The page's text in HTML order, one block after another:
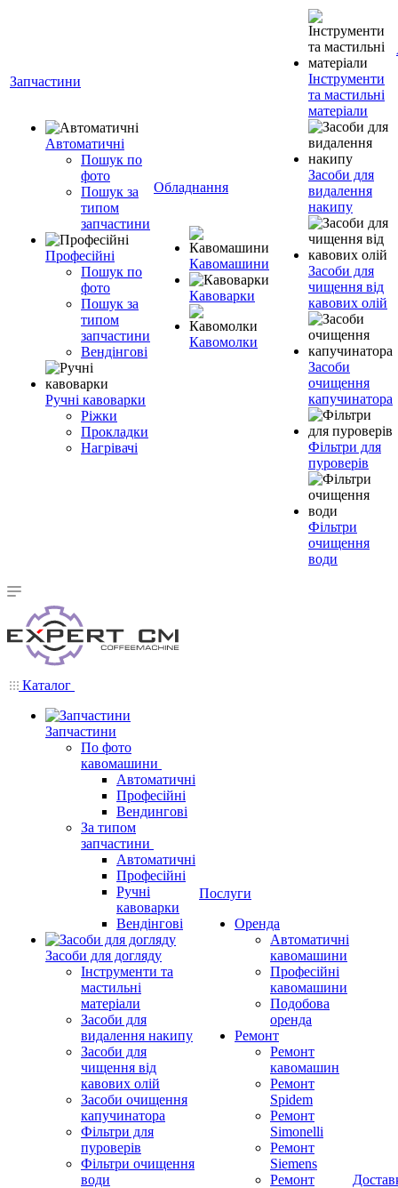
Запчастини
Автоматичні
Пошук по
фото
Пошук за
типом
запчастини
Професійні
Пошук по
фото
Пошук за
типом
запчастини
Вендінгові
Ручні кавоварки
Ріжки
Прокладки
Нагрівачі
Обладнання
Кавомашини
Кавоварки
Кавомолки
Інструменти
та мастильні
матеріали
Засоби для
видалення
накипу
Засоби для
чищення від
кавових олій
Засоби
очищення
капучинатора
Фільтри для
пуроверів
Фільтри
очищення
води
Каталог
Запчастини
По фото
кавомашини
Автоматичні
Професійні
Вендингові
За типом
запчастини
Автоматичні
Професійні
Ручні
кавоварки
Вендінгові
Засоби для догляду
Інструменти та
мастильні
матеріали
Засоби для
видалення накипу
Засоби для
чищення від
кавових олій
Засоби очищення
капучинатора
Фільтри для
пуроверів
Фільтри очищення
води
Послуги
Оренда
Автоматичні
кавомашини
Професійні
кавомашини
Подобова
оренда
Ремонт
Ремонт
кавомашин
Ремонт
Spidem
Ремонт
Simonelli
Ремонт
Siemens
Ремонт